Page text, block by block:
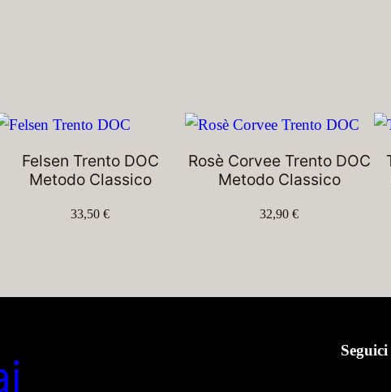
Felsen Trento DOC
Metodo Classico
33,50€
Rosè Corvee Trento DOC
Metodo Classico
32,90€